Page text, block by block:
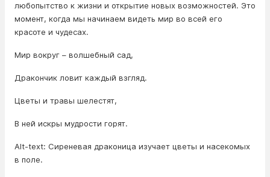
любопытство к жизни и открытие новых возможностей. Это
момент, когда мы начинаем видеть мир во всей его
красоте и чудесах.
Мир вокруг – волшебный сад,
Дракончик ловит каждый взгляд.
Цветы и травы шелестят,
В ней искры мудрости горят.
Alt-text: Сиреневая драконица изучает цветы и насекомых
в поле.